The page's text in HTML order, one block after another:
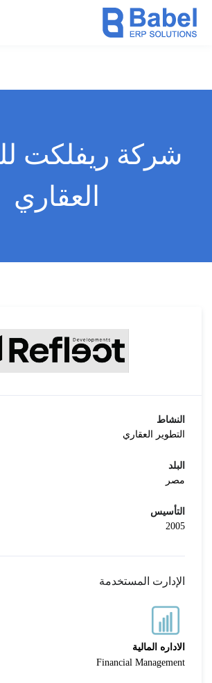
شركة ريفلكت
العقاري
النشاط
التطوير العقاري
البلد
مصر
التأسيس
2005
الإدارت المستخدمة
الاداره المالية
Financial Management